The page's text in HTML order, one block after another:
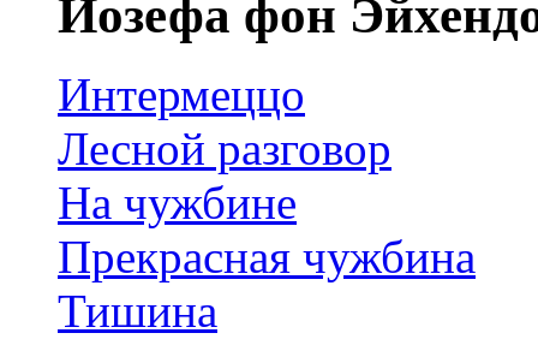
Йозефа фон
Интермеццо
Лесной разговор
На чужбине
Прекрасная чужбина
Тишина